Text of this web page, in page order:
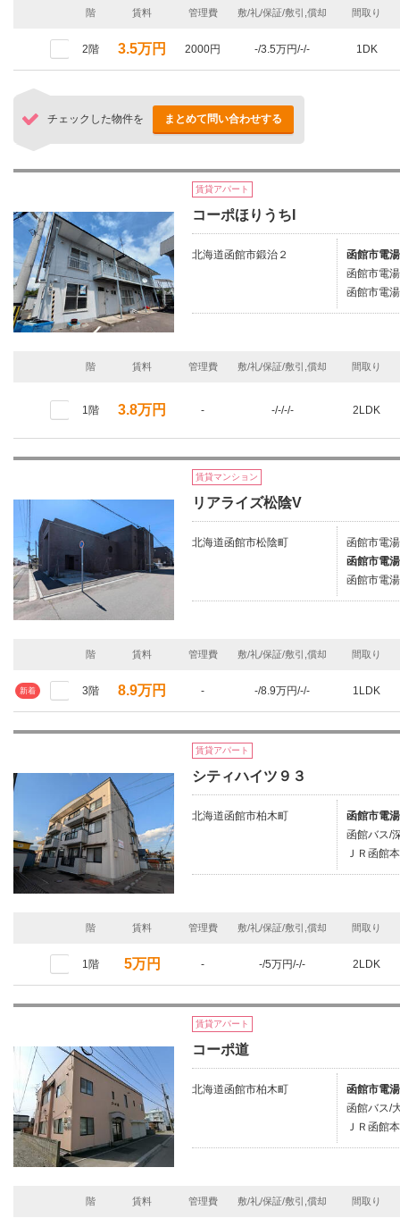
階 賃料 管理費 敷/礼/保証/敷引,償却 間取り
2階 3.5万円 2000円 -/3.5万円/-/- 1DK
チェックした物件を まとめて問い合わせする
賃貸アパート
コーポほりうちI
北海道函館市鍛治２
函館市電
函館市電
函館市電
階 賃料 管理費 敷/礼/保証/敷引,償却 間取り
1階 3.8万円 - -/-/-/- 2LDK
賃貸マンション
リアライズ松陰V
北海道函館市松陰町
函館市電
函館市電
函館市電
階 賃料 管理費 敷/礼/保証/敷引,償却 間取り
新着 3階 8.9万円 - -/8.9万円/-/- 1LDK
賃貸アパート
シティハイツ９３
北海道函館市柏木町
函館市電
函館バス/
ＪＲ函館
階 賃料 管理費 敷/礼/保証/敷引,償却 間取り
1階 5万円 - -/5万円/-/- 2LDK
賃貸アパート
コーポ道
北海道函館市柏木町
函館市電
函館バス/
ＪＲ函館
階 賃料 管理費 敷/礼/保証/敷引,償却 間取り